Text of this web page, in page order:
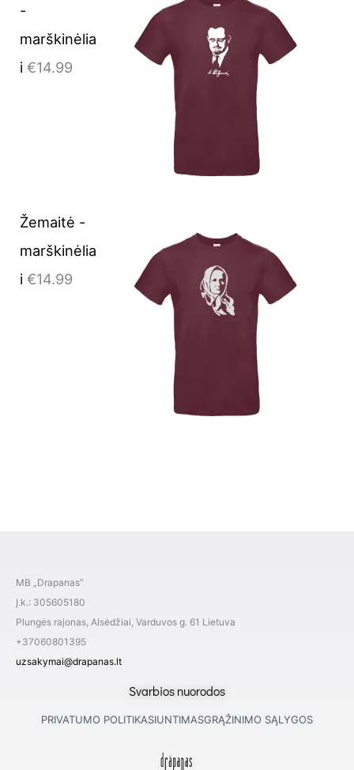
-
marškinėlia
i €14.99
Žemaitė -
marškinėlia
i €14.99
MB „Drapanas”
Į.k.: 305605180
Plungės rajonas, Alsėdžiai, Varduvos g. 61 Lietuva
+37060801395
uzsakymai@drapanas.lt
Svarbios nuorodos
PRIVATUMO POLITIKASIUNTIMASGRĄŽINIMO SĄLYGOS